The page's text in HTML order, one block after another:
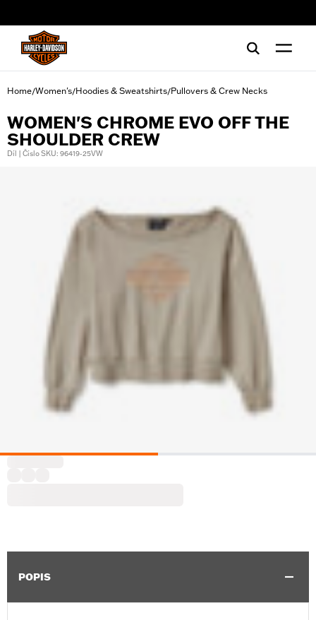
Home/Women's/Hoodies & Sweatshirts/Pullovers & Crew Necks
WOMEN'S CHROME EVO OFF THE
SHOULDER CREW
Díl | Číslo SKU: 96419-25VW
POPIS